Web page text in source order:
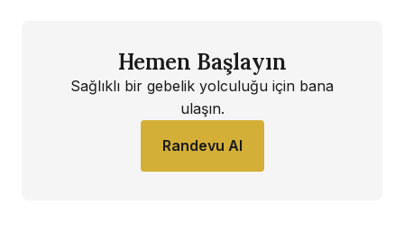
Hemen Başlayın
Sağlıklı bir gebelik yolculuğu için bana
ulaşın.
Randevu Al